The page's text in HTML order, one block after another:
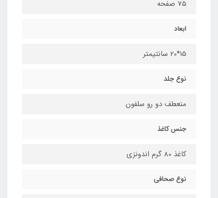
75 صفحه
ابعاد
15*20 سانتیمتر
نوع جلد
منعطف دو رو سلفون
جنس کاغذ
کاغذ 80 گرم اندونزي
نوع صحافي